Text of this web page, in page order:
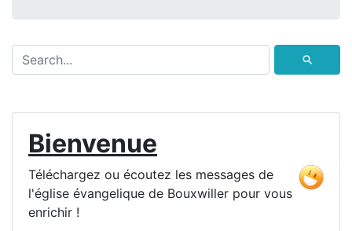
⚲
Bienvenue
Téléchargez ou écoutez les messages de
l'église évangelique de Bouxwiller pour vous
enrichir !